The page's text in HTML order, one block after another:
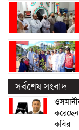
সর্বশেষ সংবাদ
করেছেন
কবির